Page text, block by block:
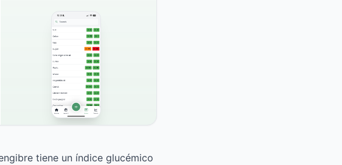
tiene un índice glucémico